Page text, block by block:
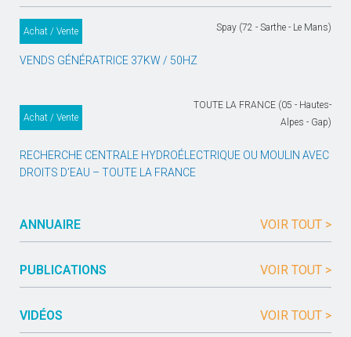
Achat / Vente Spay (72 - Sarthe - Le Mans)
VENDS GÉNÉRATRICE 37KW / 50HZ
Achat / Vente
TOUTE LA FRANCE (05 - Hautes-
Alpes - Gap)
RECHERCHE CENTRALE HYDROÉLECTRIQUE OU MOULIN AVEC
DROITS D’EAU – TOUTE LA FRANCE
ANNUAIRE VOIR TOUT >
PUBLICATIONS VOIR TOUT >
VIDÉOS VOIR TOUT >